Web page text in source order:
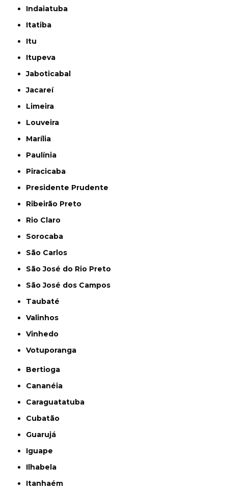
Indaiatuba
Itatiba
Itu
Itupeva
Jaboticabal
Jacareí
Limeira
Louveira
Marília
Paulínia
Piracicaba
Presidente Prudente
Ribeirão Preto
Rio Claro
Sorocaba
São Carlos
São José do Rio Preto
São José dos Campos
Taubaté
Valinhos
Vinhedo
Votuporanga
Bertioga
Cananéia
Caraguatatuba
Cubatão
Guarujá
Iguape
Ilhabela
Itanhaém